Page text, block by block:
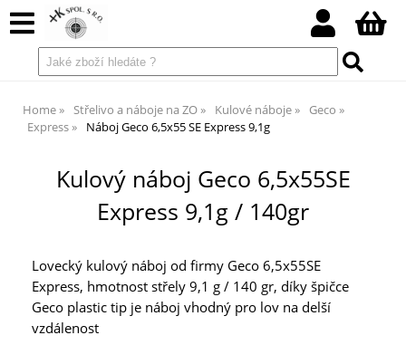
Home Střelivo a náboje na ZO Kulové náboje
Geco
Express
Náboj Geco 6,5x55 SE Express 9,1g
Kulový náboj Geco 6,5x55SE
Express 9,1g / 140gr
Lovecký kulový náboj od firmy Geco 6,5x55SE
Express, hmotnost střely 9,1 g / 140 gr, díky špičce
Geco plastic tip je náboj vhodný pro lov na delší
vzdálenost